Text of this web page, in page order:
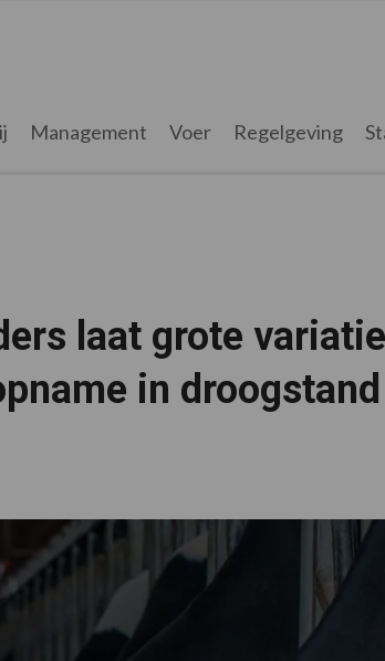
Management Voer Regelgeving
laat grote variatie
in droogstand